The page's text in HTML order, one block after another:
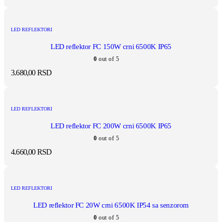
LED REFLEKTORI
LED reflektor FC 150W crni 6500K IP65
0 out of 5
3.680,00RSD
LED REFLEKTORI
LED reflektor FC 200W crni 6500K IP65
0 out of 5
4.660,00RSD
LED REFLEKTORI
LED reflektor FC 20W crni 6500K IP54 sa senzorom
0 out of 5